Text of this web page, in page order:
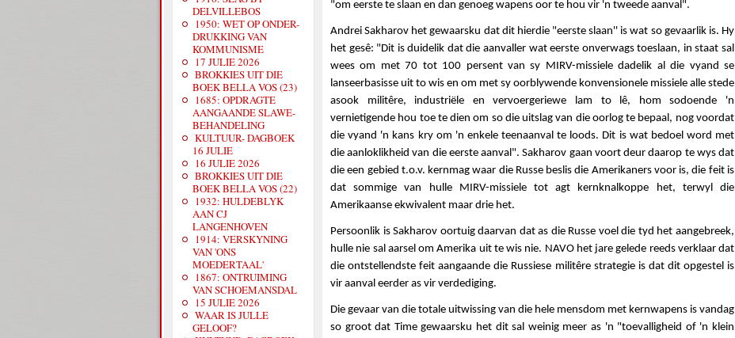
DELVILLEBOS
1950: WET OP ONDER-
DRUKKING VAN
KOMMUNISME
17 JULIE 2026
BROKKIES UIT DIE
BOEK BELLA VOS (23)
1685: OPDRAGTE
AANGAANDE SLAWE-
BEHANDELING
KULTUUR- DAGBOEK
16 JULIE
16 JULIE 2026
BROKKIES UIT DIE
BOEK BELLA VOS (22)
1932: HULDEBLYK
AAN CJ
LANGENHOVEN
1914: VERSKYNING
VAN 'ONS
MOEDERTAAL'
1867: ONTRUIMING
VAN SCHOEMANSDAL
15 JULIE 2026
WAAR IS JULLE
GELOOF?
"om eerste te slaan en dan genoeg wapens oor te hou vir 'n tweede aanval".
Andrei Sakharov het gewaarsku dat dit hierdie "eerste slaan'' is wat so gevaarlik is. Hy
het gesê: "Dit is duidelik dat die aanvaller wat eerste onverwags toeslaan, in staat sal
wees om met 70 tot 100 persent van sy MIRV-missiele dadelik al die vyand se
lanseerbasisse uit to wis en om met sy oorblywende konvensionele missiele alle stede
asook militêre, industriële en vervoergeriewe lam to lê, hom sodoende 'n
vernietigende hou toe te dien om so die uitslag van die oorlog te bepaal, nog voordat
die vyand 'n kans kry om 'n enkele teenaanval te loods. Dit is wat bedoel word met
die aanloklikheid van die eerste aanval". Sakharov gaan voort deur daarop te wys dat
die een gebied t.o.v. kernmag waar die Russe beslis die Amerikaners voor is, die feit is
dat sommige van hulle MIRV-missiele tot agt kernknalkoppe het, terwyl die
Amerikaanse ekwivalent maar drie het.
Persoonlik is Sakharov oortuig daarvan dat as die Russe voel die tyd het aangebreek,
hulle nie sal aarsel om Amerika uit te wis nie. NAVO het jare gelede reeds verklaar dat
die ontstellendste feit aangaande die Russiese militêre strategie is dat dit opgestel is
vir aanval eerder as vir verdediging.
Die gevaar van die totale uitwissing van die hele mensdom met kernwapens is vandag
so groot dat Time gewaarsku het dit sal weinig meer as 'n "toevalligheid of 'n klein